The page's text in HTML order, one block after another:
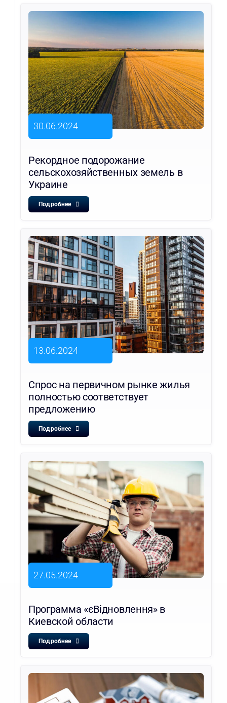
30.06.2024
Рекордное подорожание
сельскохозяйственных земель в
Украине
Подробнее
13.06.2024
Спрос на первичном рынке жилья
полностью соответствует
предложению
Подробнее
27.05.2024
Программа «єВідновлення» в
Киевской области
Подробнее